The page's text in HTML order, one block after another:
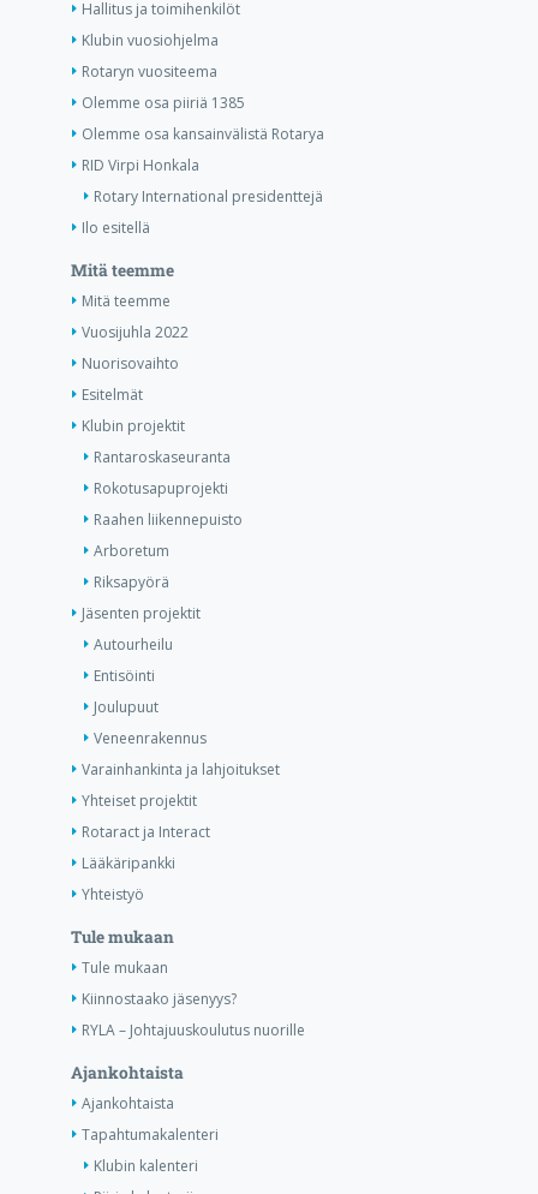
Hallitus ja toimihenkilöt
Klubin vuosiohjelma
Rotaryn vuositeema
Olemme osa piiriä 1385
Olemme osa kansainvälistä Rotarya
RID Virpi Honkala
Rotary International presidenttejä
Ilo esitellä
Mitä teemme
Mitä teemme
Vuosijuhla 2022
Nuorisovaihto
Esitelmät
Klubin projektit
Rantaroskaseuranta
Rokotusapuprojekti
Raahen liikennepuisto
Arboretum
Riksapyörä
Jäsenten projektit
Autourheilu
Entisöinti
Joulupuut
Veneenrakennus
Varainhankinta ja lahjoitukset
Yhteiset projektit
Rotaract ja Interact
Lääkäripankki
Yhteistyö
Tule mukaan
Tule mukaan
Kiinnostaako jäsenyys?
RYLA – Johtajuuskoulutus nuorille
Ajankohtaista
Ajankohtaista
Tapahtumakalenteri
Klubin kalenteri